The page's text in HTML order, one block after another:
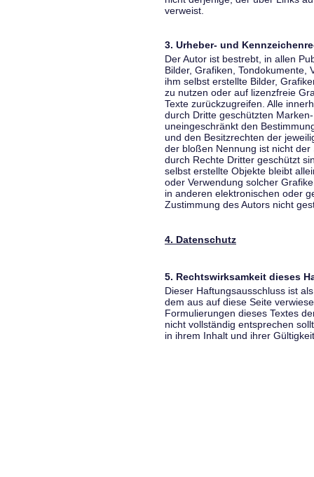
verweist.
3. Urheber- und
Der Autor ist bestrebt, in allen
Bilder, Grafiken, Tondokumente,
ihm selbst erstellte Bilder,
zu nutzen oder auf lizenzfreie
Texte zurückzugreifen. Alle
durch Dritte geschützten
uneingeschränkt den
und den Besitzrechten der
der bloßen Nennung ist nicht
durch Rechte Dritter geschützt
selbst erstellte Objekte bleibt
oder Verwendung solcher
in anderen elektronischen oder
Zustimmung des Autors nicht
4. Datenschutz
5. Rechtswirksamkeit dieses
Dieser Haftungsausschluss ist
dem aus auf diese Seite
Formulierungen dieses Textes
nicht vollständig entsprechen
in ihrem Inhalt und ihrer